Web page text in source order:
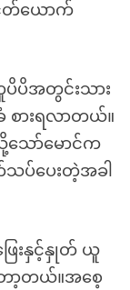
င်တ်ယောက်
ပိအတွင်းသား
ားရလာတယ်။
ော်မောင်က
ပ်ပေးတဲ့အခါ
ေးနှင့်နှုတ် ယူ
ော့တယ်။အစေ့